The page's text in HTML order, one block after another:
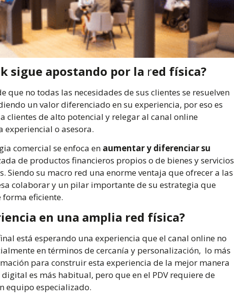
sigue apostando por la red física?
que no todas las necesidades de sus clientes se resuelven
un valor diferenciado en su experiencia, por eso es
clientes de alto potencial y relegar al canal online
experiencial o asesora.
comercial se enfoca en aumentar y diferenciar su
de productos financieros propios o de bienes y servicios
Siendo su macro red una enorme ventaja que ofrecer a las
colaborar y un pilar importante de su estrategia que
forma eficiente.
en una amplia red física?
está esperando una experiencia que el canal online no
en términos de cercanía y personalización, lo más
para construir esta experiencia de la mejor manera
es más habitual, pero que en el PDV requiere de
equipo especializado.